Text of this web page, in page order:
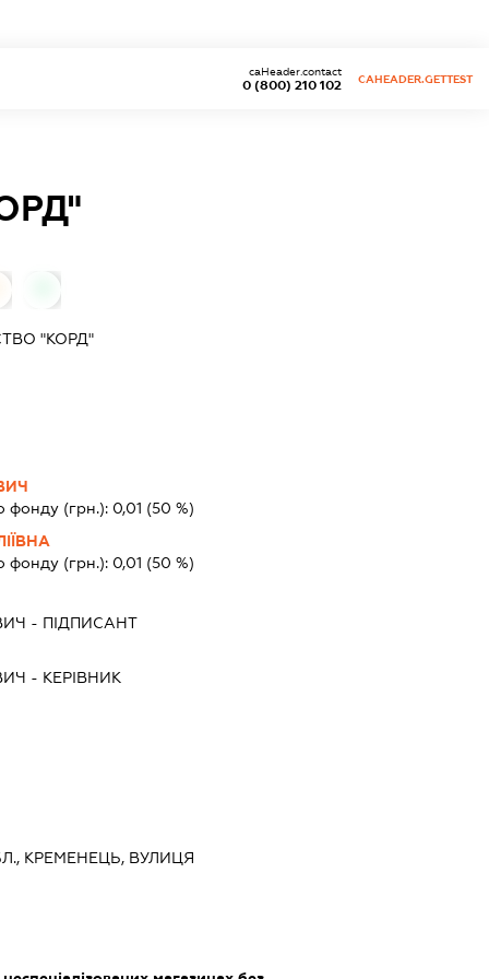
0 (800) 210 102
caHeader.contact
CAHEADER.GETTEST
"КОРД"
фонду (грн.): 0,01 (50 %)
фонду (грн.): 0,01 (50 %)
- ПІДПИСАНТ
- КЕРІВНИК
КРЕМЕНЕЦЬ, ВУЛИЦЯ